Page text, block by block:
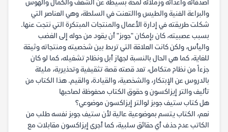
أصدقائه وأعدائه وزملائه لمحة بسيطة عن الشغف والكمال والهوس
والبراعة الفنية والطيس واالتعنت في السلطة، وهي العناصر التي
شكلت طريقته في إدارة الأعمال والمنتجات المبتكرة التي نتجت عنها.
بسبب عصبيته، كان بإمكان "جوبز" أن يقود من حوله إلى الغضب
واليأس، ولكن كانت العلاقة التي تربط بين شخصيته ومنتجاته وثيقة
للغاية، كما هي الحال بالنسبة لجهاز أبل ونظام تشغيله، كما لو كان
جزءاً من نظام متكامل، تعد قصته قصة تثقيفية وتحذيرية، مليئة
بالدروس عن الإبتكار، والشخصية، والقيادة، والقيم. هذا الكتاب من
تأليف والتر إيزاكسون و حقوق الكتاب محفوظة لصاحبها
هل كتاب ستيف جوبز لوالتر إيزاكسون موضوعي؟
نعم، الكتاب يتسم بموضوعية عالية لأن ستيف جوبز نفسه طلب من
الكاتب عدم حذف أي حقائق سلبية، كما أجرى إيزاكسون مقابلات مع